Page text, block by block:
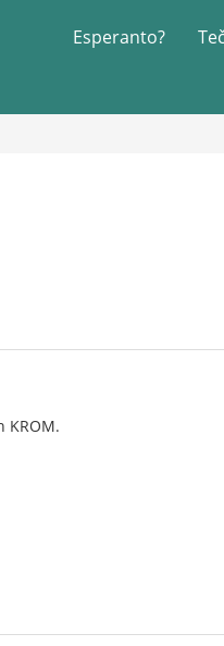
Esperanto?
KROM.